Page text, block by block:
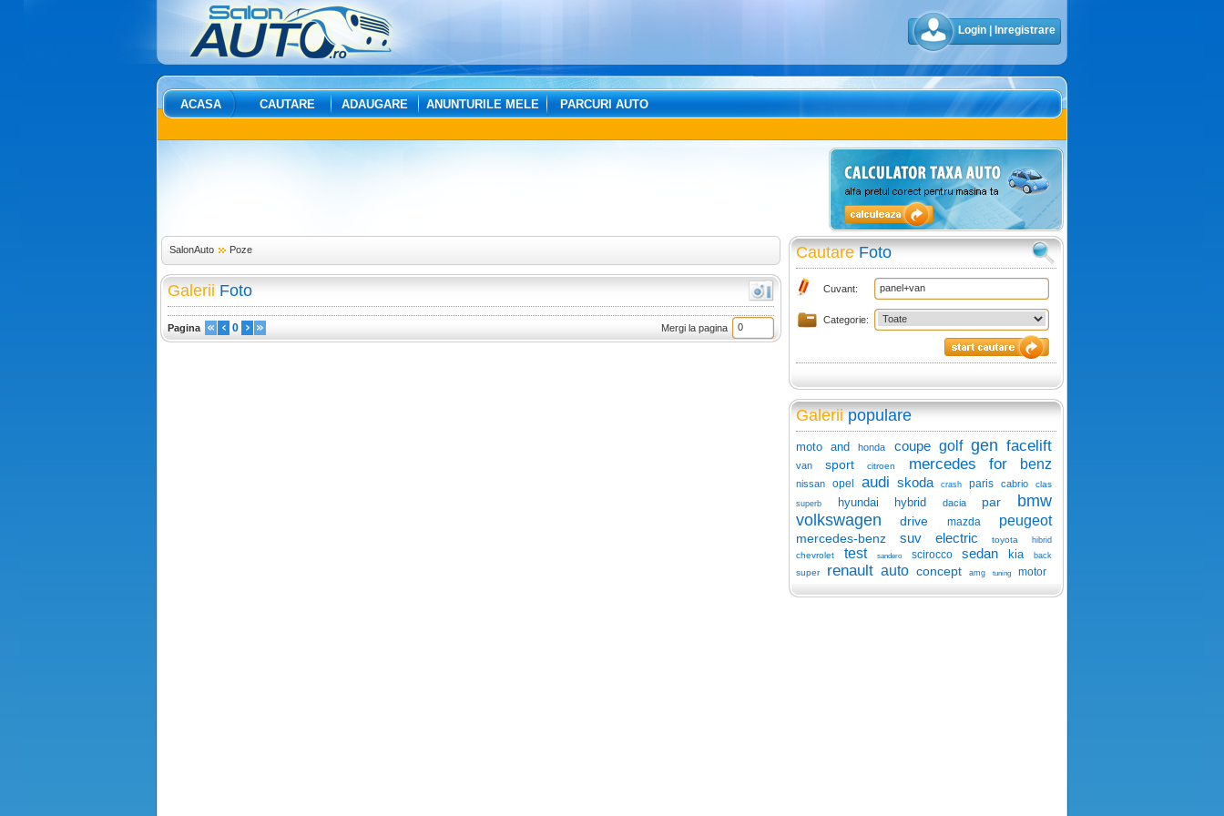
Login Inregistrare
ACASA CAUTARE ADAUGARE ANUNTURILE MELE PARCURI AUTO
SalonAuto Poze
Galerii Foto
Pagina 0 Mergi la pagina
CautareFoto
Cuvant:
Categorie:
Galeriipopulare
moto and honda coupe golf gen facelift
van sport citroen mercedes for benz
nissan opel audi skoda crash paris cabrio clas
superb hyundai hybrid dacia par
bmw
volkswagen
drive mazda peugeot
mercedes-benz suv electric toyota hibrid
chevrolet test sandero scirocco sedan kia back
super renault auto concept amg tuning motor